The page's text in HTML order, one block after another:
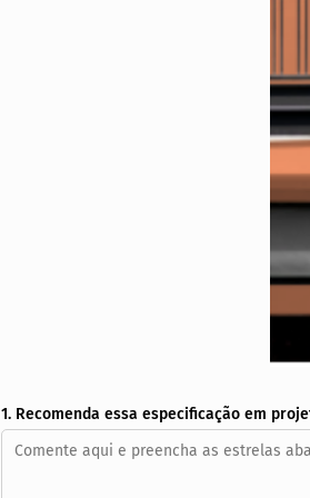
1. Recomenda essa especificação em